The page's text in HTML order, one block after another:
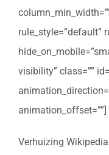
rule_style=”default”
visibility” class=””
animation_offset=””]
Verhuizing Wikipedia